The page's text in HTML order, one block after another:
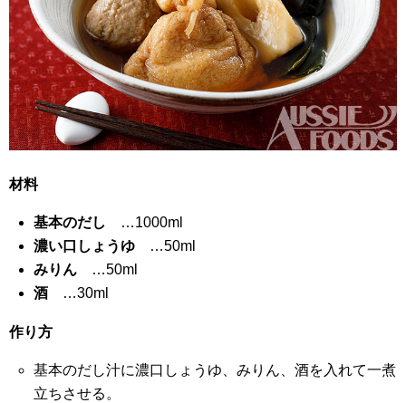
材料
基本のだし
…1000ml
濃い口しょうゆ …50ml
みりん …50ml
酒 …30ml
作り方
基本のだし汁に濃口しょうゆ、みりん、酒を入れて一煮
立ちさせる。